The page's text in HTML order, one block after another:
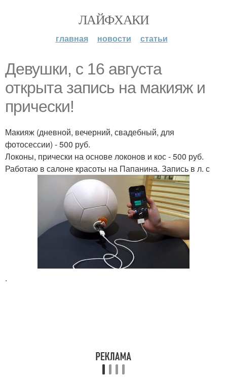
ЛАЙФХАКИ
главная новости статьи
Девушки, с 16 августа
открыта запись на макияж и
прически!
Макияж (дневной, вечерний, свадебный, для
фотосессии) - 500 руб.
Локоны, прически на основе локонов и кос - 500 руб.
Работаю в салоне красоты на Папанина. Запись в л. с
.